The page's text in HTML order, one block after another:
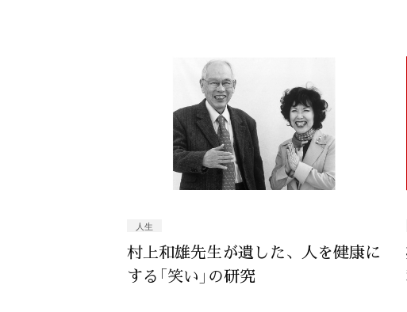
人生
村上和雄先生が遺した、人を健康に
する「笑い」の研究